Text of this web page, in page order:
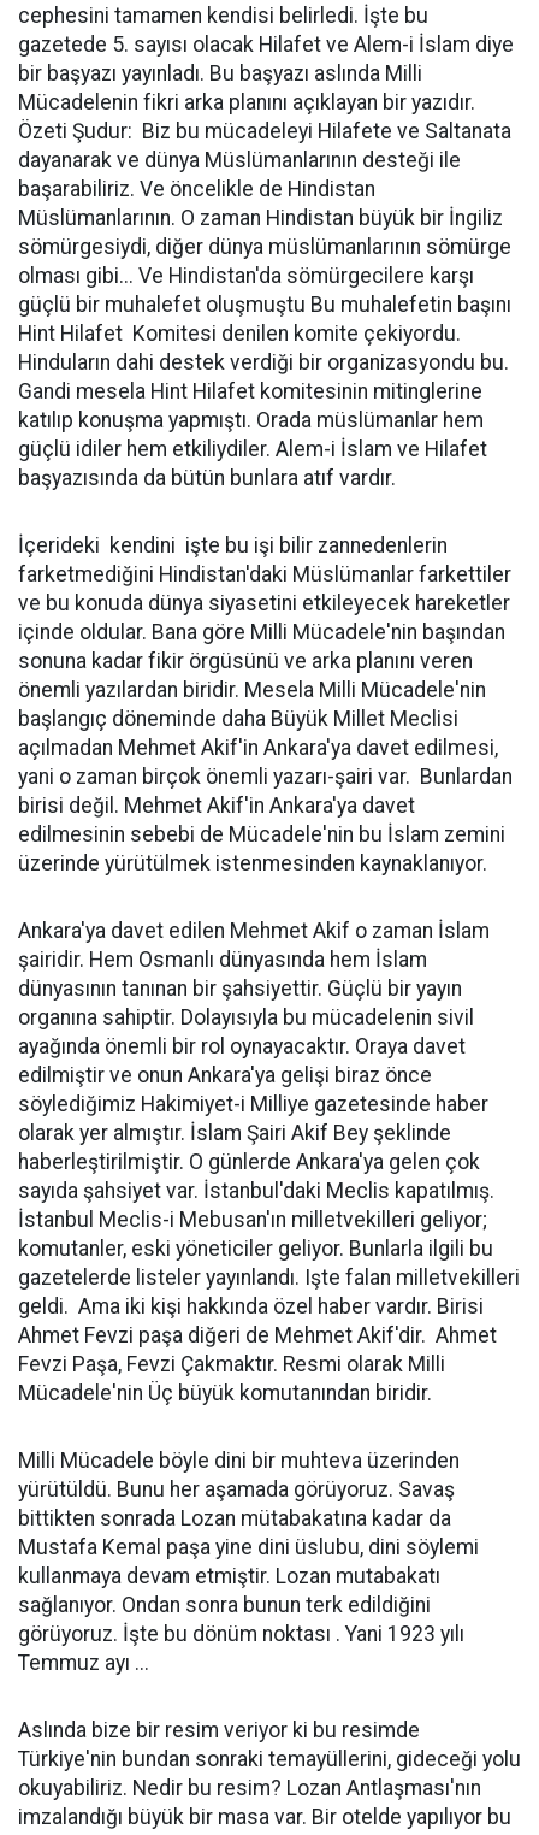
cephesini tamamen kendisi belirledi. İşte bu
gazetede 5. sayısı olacak Hilafet ve Alem-i İslam diye
bir başyazı yayınladı. Bu başyazı aslında Milli
Mücadelenin fikri arka planını açıklayan bir yazıdır.
Özeti Şudur: Biz bu mücadeleyi Hilafete ve Saltanata
dayanarak ve dünya Müslümanlarının desteği ile
başarabiliriz. Ve öncelikle de Hindistan
Müslümanlarının. O zaman Hindistan büyük bir İngiliz
sömürgesiydi, diğer dünya müslümanlarının sömürge
olması gibi... Ve Hindistan'da sömürgecilere karşı
güçlü bir muhalefet oluşmuştu Bu muhalefetin başını
Hint Hilafet Komitesi denilen komite çekiyordu.
Hinduların dahi destek verdiği bir organizasyondu bu.
Gandi mesela Hint Hilafet komitesinin mitinglerine
katılıp konuşma yapmıştı. Orada müslümanlar hem
güçlü idiler hem etkiliydiler. Alem-i İslam ve Hilafet
başyazısında da bütün bunlara atıf vardır.
İçerideki kendini işte bu işi bilir zannedenlerin
farketmediğini Hindistan'daki Müslümanlar farkettiler
ve bu konuda dünya siyasetini etkileyecek hareketler
içinde oldular. Bana göre Milli Mücadele'nin başından
sonuna kadar fikir örgüsünü ve arka planını veren
önemli yazılardan biridir. Mesela Milli Mücadele'nin
başlangıç döneminde daha Büyük Millet Meclisi
açılmadan Mehmet Akif'in Ankara'ya davet edilmesi,
yani o zaman birçok önemli yazarı-şairi var. Bunlardan
birisi değil. Mehmet Akif'in Ankara'ya davet
edilmesinin sebebi de Mücadele'nin bu İslam zemini
üzerinde yürütülmek istenmesinden kaynaklanıyor.
Ankara'ya davet edilen Mehmet Akif o zaman İslam
şairidir. Hem Osmanlı dünyasında hem İslam
dünyasının tanınan bir şahsiyettir. Güçlü bir yayın
organına sahiptir. Dolayısıyla bu mücadelenin sivil
ayağında önemli bir rol oynayacaktır. Oraya davet
edilmiştir ve onun Ankara'ya gelişi biraz önce
söylediğimiz Hakimiyet-i Milliye gazetesinde haber
olarak yer almıştır. İslam Şairi Akif Bey şeklinde
haberleştirilmiştir. O günlerde Ankara'ya gelen çok
sayıda şahsiyet var. İstanbul'daki Meclis kapatılmış.
İstanbul Meclis-i Mebusan'ın milletvekilleri geliyor;
komutanler, eski yöneticiler geliyor. Bunlarla ilgili bu
gazetelerde listeler yayınlandı. Işte falan milletvekilleri
geldi. Ama iki kişi hakkında özel haber vardır. Birisi
Ahmet Fevzi paşa diğeri de Mehmet Akif'dir. Ahmet
Fevzi Paşa, Fevzi Çakmaktır. Resmi olarak Milli
Mücadele'nin Üç büyük komutanından biridir.
Milli Mücadele böyle dini bir muhteva üzerinden
yürütüldü. Bunu her aşamada görüyoruz. Savaş
bittikten sonrada Lozan mütabakatına kadar da
Mustafa Kemal paşa yine dini üslubu, dini söylemi
kullanmaya devam etmiştir. Lozan mutabakatı
sağlanıyor. Ondan sonra bunun terk edildiğini
görüyoruz. İşte bu dönüm noktası . Yani 1923 yılı
Temmuz ayı ...
Aslında bize bir resim veriyor ki bu resimde
Türkiye'nin bundan sonraki temayüllerini, gideceği yolu
okuyabiliriz. Nedir bu resim? Lozan Antlaşması'nın
imzalandığı büyük bir masa var. Bir otelde yapılıyor bu